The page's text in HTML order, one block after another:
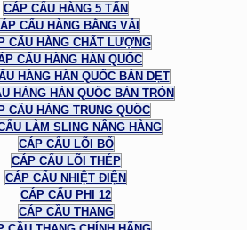
CÁP CẨU HÀNG 5 TẤN
CẨU HÀNG BẰNG VẢI
CẨU HÀNG CHẤT LƯỢNG
CẨU HÀNG HÀN QUỐC
HÀNG HÀN QUỐC BẢN DẸT
HÀNG HÀN QUỐC BẢN TRÒN
CẨU HÀNG TRUNG QUỐC
LÀM SLING NÂNG HÀNG
CÁP CẨU LÕI BỐ
CÁP CẨU LÕI THÉP
CÁP CẨU NHIỆT ĐIỆN
CÁP CẨU PHI 12
CÁP CẦU THANG